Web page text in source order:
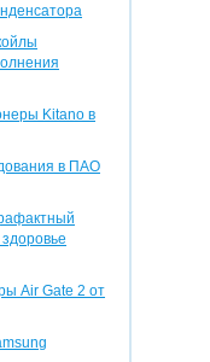
Kitano в
в ПАО
Air Gate 2 от